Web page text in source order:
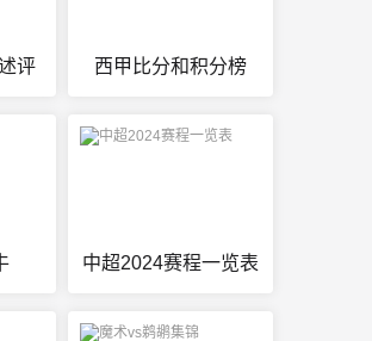
评 西甲比分和积分榜
中超2024赛程一览表